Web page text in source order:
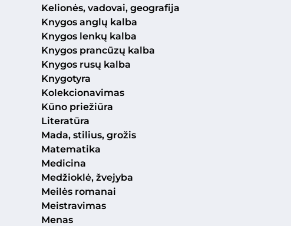
Kelionės, vadovai, geografija
Knygos anglų kalba
Knygos lenkų kalba
Knygos prancūzų kalba
Knygos rusų kalba
Knygotyra
Kolekcionavimas
Kūno priežiūra
Literatūra
Mada, stilius, grožis
Matematika
Medicina
Medžioklė, žvejyba
Meilės romanai
Meistravimas
Menas